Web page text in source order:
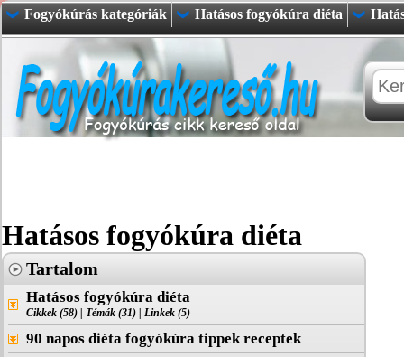
Fogyókúrás kategóriák Hatásos fogyókúra diéta
Hatásos fogyókúra diéta
Tartalom
Hatásos fogyókúra diéta
Cikkek (58) Témák (31) Linkek (5)
90 napos diéta fogyókúra tippek receptek